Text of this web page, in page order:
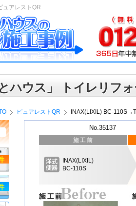
ュアレストQR
とハウス」 トイレリフ
ピュアレストQR INAX(LIXIL) BC-
No.35137
施工前
INAX(LIXIL)
BC-110S